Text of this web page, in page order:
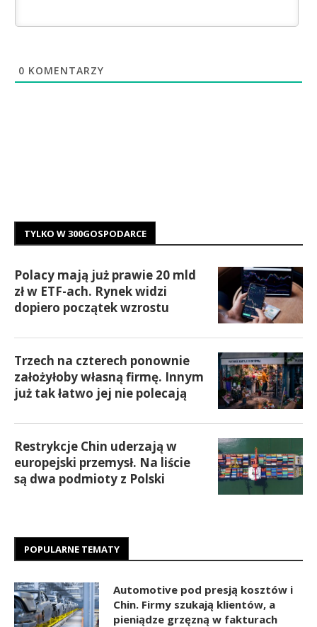
0 KOMENTARZY
TYLKO W 300GOSPODARCE
Polacy mają już prawie 20 mld
zł w ETF-ach. Rynek widzi
dopiero początek wzrostu
Trzech na czterech ponownie
założyłoby własną firmę. Innym
już tak łatwo jej nie polecają
Restrykcje Chin uderzają w
europejski przemysł. Na liście
są dwa podmioty z Polski
POPULARNE TEMATY
Automotive pod presją kosztów i
Chin. Firmy szukają klientów, a
pieniądze grzęzną w fakturach